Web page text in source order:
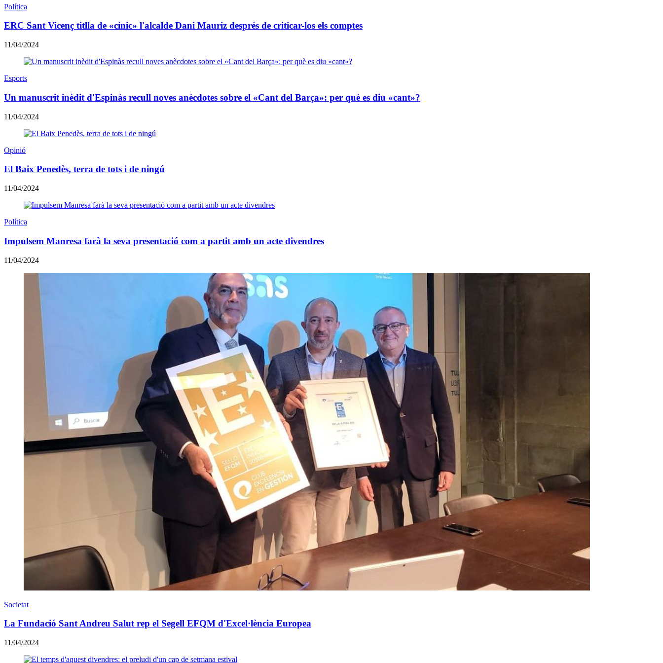
Política
ERC Sant Vicenç titlla de «cínic» l'alcalde Dani Mauriz després de criticar-los els comptes
11/04/2024
Esports
Un manuscrit inèdit d'Espinàs recull noves anècdotes sobre el «Cant del Barça»: per què es diu «cant»?
11/04/2024
Opinió
El Baix Penedès, terra de tots i de ningú
11/04/2024
Política
Impulsem Manresa farà la seva presentació com a partit amb un acte divendres
11/04/2024
Societat
La Fundació Sant Andreu Salut rep el Segell EFQM d'Excel·lència Europea
11/04/2024